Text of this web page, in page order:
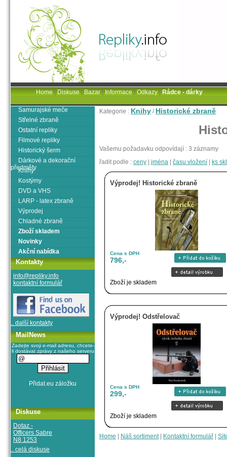
Kategorie : Knihy / Historické zbraně
Vašemu požadavku odpovídají : 3 záznamy
řadit podle : ceny jména času vložení ks
Výprodej! Historické zbraně
Cena s DPH
796,-
Zboží je skladem
Výprodej! Odstřelovač
Cena s DPH
299,-
Zboží je skladem
Home Náš sortiment| Kontaktní formulář
Samurajské meče
Střelné zbraně
Ostatní repliky
Filmové repliky
Historický šerm
Dárkové a dekorační
předměty
Knihy
Kostýmy
DVD a VHS
LARP - latex zbraně
Výprodej
Chladné zbraně
Zboží skladem
Novinky
Akční nabídka
Kontakty
info@repliky.info
kontaktní formulář
.. další kontakty
MailNews
Zadejte svoji e-mail adresu, chcete-
li dostávat zprávy z našeho serveru
Diskuse
Dotaz -
Officers Sabre
N8 1253
.. celá diskuse
Home|Diskuse|Bazar|Informace|Odkazy|Rádce - dárky